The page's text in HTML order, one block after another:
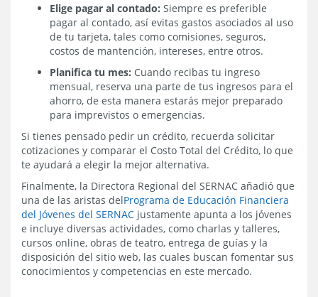
Elige pagar al contado: Siempre es preferible
pagar al contado, así evitas gastos asociados al uso
de tu tarjeta, tales como comisiones, seguros,
costos de mantención, intereses, entre otros.
Planifica tu mes: Cuando recibas tu ingreso
mensual, reserva una parte de tus ingresos para el
ahorro, de esta manera estarás mejor preparado
para imprevistos o emergencias.
Si tienes pensado pedir un crédito, recuerda solicitar
cotizaciones y comparar el Costo Total del Crédito, lo que
te ayudará a elegir la mejor alternativa.
Finalmente, la Directora Regional del SERNAC añadió que
una de las aristas delPrograma de Educación Financiera
del Jóvenes del SERNAC justamente apunta a los jóvenes
e incluye diversas actividades, como charlas y talleres,
cursos online, obras de teatro, entrega de guías y la
disposición del sitio web, las cuales buscan fomentar sus
conocimientos y competencias en este mercado.